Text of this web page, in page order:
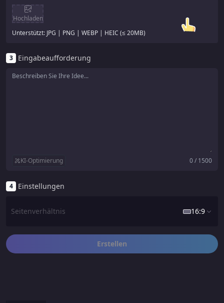
Hochladen
Unterstützt: JPG | PNG | WEBP | HEIC (≤ 20MB)
3 Eingabeaufforderung
KI-Optimierung 0 / 1500
4 Einstellungen
Seitenverhältnis 16:9
16:9 1:1
Erstellen